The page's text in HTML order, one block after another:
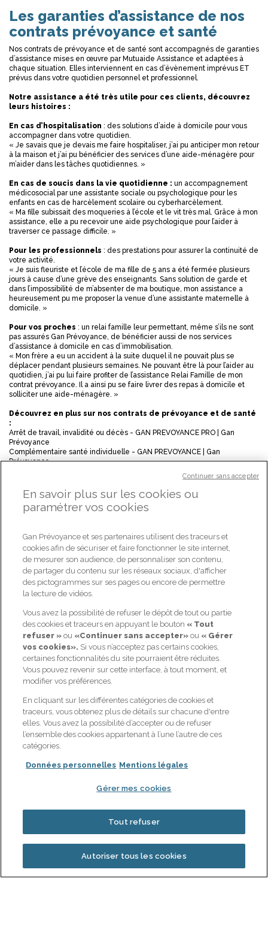
Les garanties d’assistance de nos
contrats prévoyance et santé
Nos contrats de prévoyance et de santé sont accompagnés de garanties
d’assistance mises en œuvre par Mutuaide Assistance et adaptées à
chaque situation. Elles interviennent en cas d’évènement imprévus ET
prévus dans votre quotidien personnel et professionnel.
Notre assistance a été très utile pour ces clients, découvrez
leurs histoires :
En cas d’hospitalisation : des solutions d’aide à domicile pour vous
accompagner dans votre quotidien.
« Je savais que je devais me faire hospitaliser, j’ai pu anticiper mon retour
à la maison et j’ai pu bénéficier des services d’une aide-ménagère pour
m’aider dans les tâches quotidiennes. »
En cas de soucis dans la vie quotidienne : un accompagnement
médicosocial par une assistante sociale ou psychologique pour les
enfants en cas de harcèlement scolaire ou cyberharcèlement.
« Ma fille subissait des moqueries à l’école et le vit très mal. Grâce à mon
assistance, elle a pu recevoir une aide psychologique pour l’aider à
traverser ce passage difficile. »
Pour les professionnels : des prestations pour assurer la continuité de
votre activité.
« Je suis fleuriste et l’école de ma fille de 5 ans a été fermée plusieurs
jours à cause d’une grève des enseignants. Sans solution de garde et
dans l’impossibilité de m’absenter de ma boutique, mon assistance a
heureusement pu me proposer la venue d’une assistante maternelle à
domicile. »
Pour vos proches : un relai famille leur permettant, même s’ils ne sont
pas assurés Gan Prévoyance, de bénéficier aussi de nos services
d’assistance à domicile en cas d’immobilisation.
« Mon frère a eu un accident à la suite duquel il ne pouvait plus se
déplacer pendant plusieurs semaines. Ne pouvant être là pour l’aider au
quotidien, j’ai pu lui faire profiter de l’assistance Relai Famille de mon
contrat prévoyance. Il a ainsi pu se faire livrer des repas à domicile et
solliciter une aide-ménagère. »
Découvrez en plus sur nos contrats de prévoyance et de santé
:
Arrêt de travail, invalidité ou décès - GAN PREVOYANCE PRO | Gan
Prévoyance
Complémentaire santé individuelle - GAN PREVOYANCE | Gan
Prévoyance
Contactez nos conseillers pour en savoir plus sur nos contrats
et nos services.
Faites le point avec un de nos conseillers !
ÊTRE RAPPELÉ(E)
TOUTES LES ACTUALITÉS +
NOS OFFRES
ma famille et moi
Retraite : bien préparer ma
retraite
Santé : optimiser mes
remboursements santé
Épargne : sécuriser et
dynamiser mon épargne
GAN PRÉVOYANCE
Qui sommes-nous ?
Nos actualités
Contactez-nous
Notre page Linkedin
Joindre le service client de Gan
09 69 32 35 05
Du lundi au vendredi de 8h30 à 18h
Mentions légales | Données personnelles | Cookies
|
En savoir plus sur les cookies ou
paramétrer vos cookies
Gan Prévoyance et ses partenaires utilisent des traceurs et
cookies afin de sécuriser et faire fonctionner le site internet,
de mesurer son audience, de personnaliser son contenu,
de partager du contenu sur les réseaux sociaux, d'afficher
des pictogrammes sur ses pages ou encore de permettre
la lecture de vidéos.
Vous avez la possibilité de refuser le dépôt de tout ou partie
des cookies et traceurs en appuyant le bouton « Tout
refuser »ou «Continuer sans accepter»ou « Gérer
vos cookies». Si vous n’acceptez pas certains cookies,
certaines fonctionnalités du site pourraient être réduites.
Vous pouvez revenir sur cette interface, à tout moment, et
modifier vos préférences.
En cliquant sur les différentes catégories de cookies et
traceurs, vous obtenez plus de détails sur chacune d'entre
elles. Vous avez la possibilité d’accepter ou de refuser
l’ensemble des cookies appartenant à l’une l’autre de ces
catégories.
Données personnelles Mentions légales
Gérer mes cookies
Tout refuser
Autoriser tous les cookies
Continuer sans accepter